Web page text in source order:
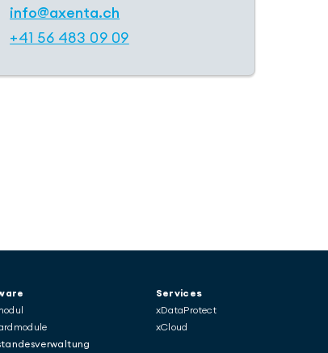
info​@axenta.ch
+41 56 483 09 09
Services
xDataProtect
xCloud